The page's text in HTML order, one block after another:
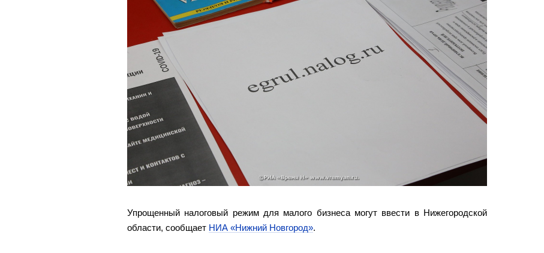
Упрощенный налоговый режим для малого бизнеса могут ввести в Нижегородской
области, сообщает НИА «Нижний Новгород».